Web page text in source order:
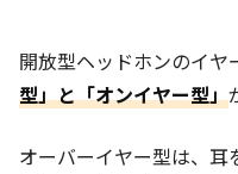
開放型ヘッドホンのイヤ
型」と「オンイヤー型」
オーバーイヤー型は、耳